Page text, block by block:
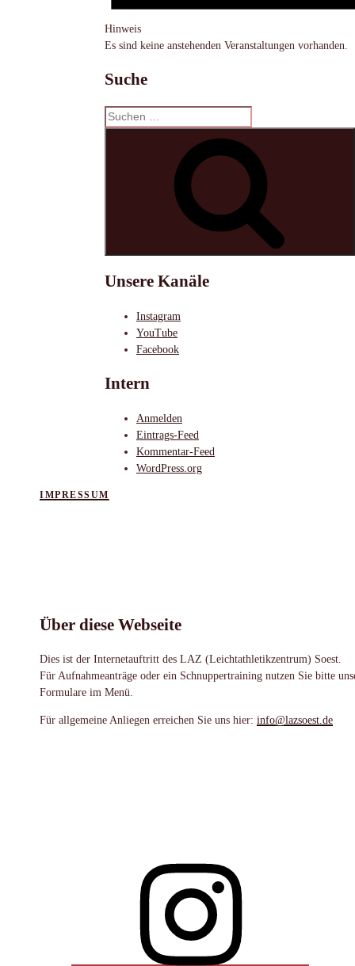
Hinweis
Es sind keine anstehenden Veranstaltungen vorhanden.
Suche
Suchen
nach:
Unsere Kanäle
Instagram
YouTube
Facebook
Intern
Anmelden
Eintrags-Feed
Kommentar-Feed
WordPress.org
IMPRESSUM
Über diese Webseite
Dies ist der Internetauftritt des LAZ (Leichtathletikzentrum) Soest.
Für Aufnahmeanträge oder ein Schnuppertraining nutzen Sie bitte
Formulare im Menü.
Für allgemeine Anliegen erreichen Sie uns hier: info@lazsoest.de